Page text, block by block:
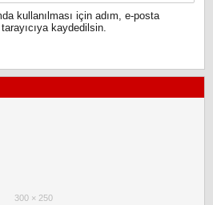
kullanılması için adım, e-posta
kaydedilsin.
300 × 250